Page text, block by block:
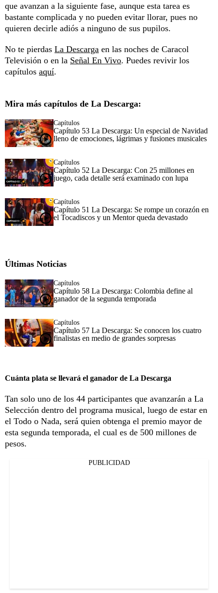
que avanzan a la siguiente fase, aunque esta tarea es
bastante complicada y no pueden evitar llorar, pues no
quieren decirle adiós a ninguno de sus pupilos.
No te pierdas La Descarga en las noches de Caracol
Televisión o en la Señal En Vivo. Puedes revivir los
capítulos aquí.
Mira más capítulos de La Descarga:
Capítulos
Capítulo 53 La Descarga: Un especial de Navidad
lleno de emociones, lágrimas y fusiones musicales
Capítulos
Capítulo 52 La Descarga: Con 25 millones en
juego, cada detalle será examinado con lupa
Capítulos
Capítulo 51 La Descarga: Se rompe un corazón en
el Tocadiscos y un Mentor queda devastado
Últimas Noticias
Capítulos
Capítulo 58 La Descarga: Colombia define al
ganador de la segunda temporada
Capítulos
Capítulo 57 La Descarga: Se conocen los cuatro
finalistas en medio de grandes sorpresas
Cuánta plata se llevará el ganador de La Descarga
Tan solo uno de los 44 participantes que avanzarán a La
Selección dentro del programa musical, luego de estar en
el Todo o Nada, será quien obtenga el premio mayor de
esta segunda temporada, el cual es de 500 millones de
pesos.
PUBLICIDAD